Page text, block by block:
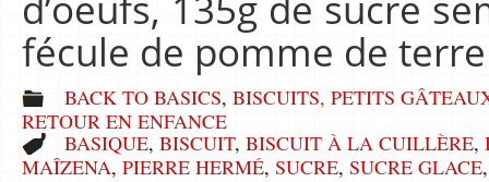
fécule de pomme de terre
BACK TO BASICS, BISCUITS, PETITS
RETOUR EN ENFANCE
BASIQUE, BISCUIT, BISCUIT À LA CUILLÈRE,
MAÎZENA, PIERRE HERMÉ, SUCRE, SUCRE GLACE